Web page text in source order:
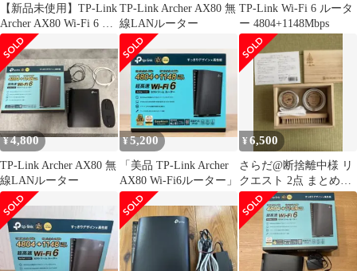
【新品未使用】TP-Link
Archer AX80 Wi-Fi 6 ル
ーター
TP-Link Archer AX80 無
線LANルーター
TP-Link Wi-Fi 6 ルータ
ー 4804+1148Mbps
¥4,800
TP-Link Archer AX80 無
線LANルーター
¥5,200
「美品 TP-Link Archer
AX80 Wi-Fi6ルーター」
¥6,500
さらだ@断捨離中様 リ
クエスト 2点 まとめ商
品